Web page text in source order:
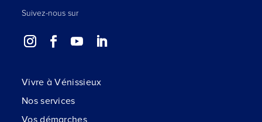
Suivez-nous sur
Vivre à Vénissieux
Nos services
Vos démarches